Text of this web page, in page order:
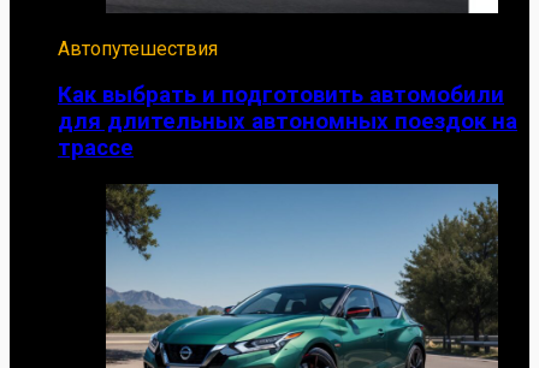
Автопутешествия
Как выбрать и подготовить автомобили
для длительных автономных поездок на
трассе